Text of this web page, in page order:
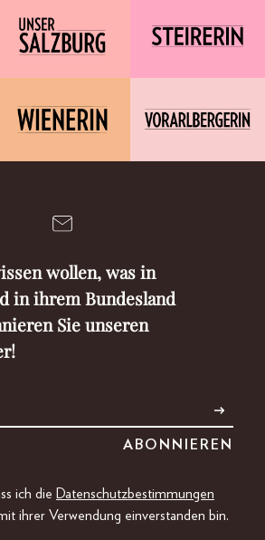
wollen, was in
in ihrem Bundesland
Sie unseren
ich die Datenschutzbestimmungen
ihrer Verwendung einverstanden bin.